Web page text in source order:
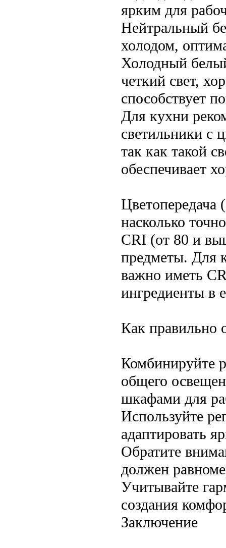
ярким для
Нейтральный
холодом,
Холодный
четкий свет,
способствует
Для кухни
светильники с
так как такой
обеспечивает
Цветопередача
насколько
CRI (от 80 и
предметы. Для
важно иметь
ингредиенты в
Как правильно
Комбинируйте
общего
шкафами для
Используйте
адаптировать
Обратите
должен
Учитывайте
создания
Заключение